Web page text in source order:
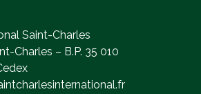
Saint-Charles
Charles – B.P. 35 010